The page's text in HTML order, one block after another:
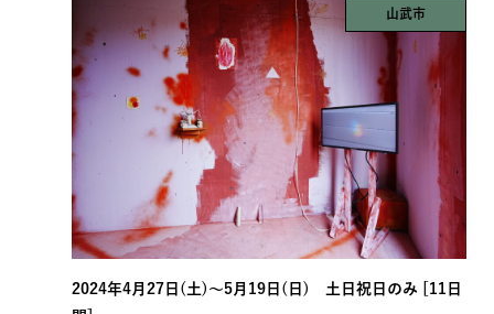
山武市
2024年4月27日(土)〜5月19日(日) 土日祝日のみ [11日